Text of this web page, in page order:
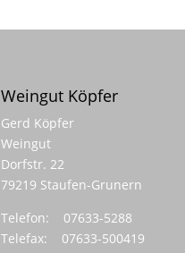
Weingut Köpfer
Gerd Köpfer
Weingut
Dorfstr. 22
79219 Staufen-Grunern
Telefon: 07633-5288
Telefax: 07633-500419